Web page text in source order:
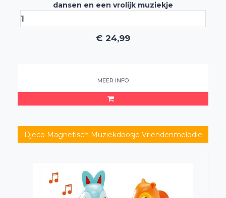
dansen en een vrolijk muziekje
€ 24,99
MEER INFO
Djeco Magnetisch Muziekdoosje Vriendenmelodie